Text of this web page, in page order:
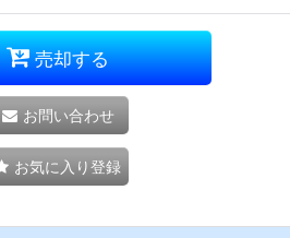
売却する
お問い合わせ
お気に入り登録